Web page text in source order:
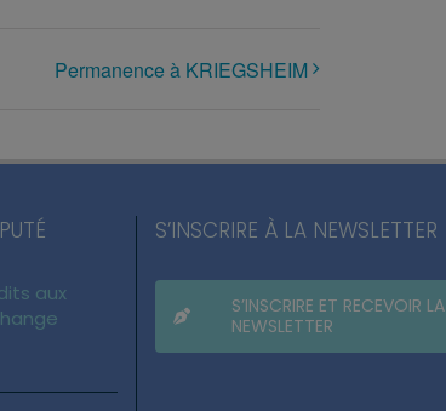
Permanence à KRIEGSHEIM
aux
S’INSCRIRE À LA NEWSLETTER
S’INSCRIRE ET RECEVOIR LA
NEWSLETTER